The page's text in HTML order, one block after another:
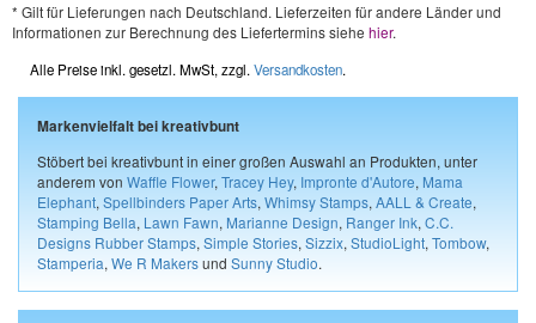
* Gilt für Lieferungen nach Deutschland. Lieferzeiten für andere Länder und
Informationen zur Berechnung des Liefertermins siehe hier.
Alle Preise inkl. gesetzl. MwSt, zzgl. Versandkosten.
Markenvielfalt bei kreativbunt
Stöbert bei kreativbunt in einer großen Auswahl an Produkten, unter
anderem von Waffle Flower, Tracey Hey, Impronte d'Autore, Mama
Elephant, Spellbinders Paper Arts, Whimsy Stamps, AALL & Create,
Stamping Bella, Lawn Fawn, Marianne Design, Ranger Ink, C.C.
Designs Rubber Stamps, Simple Stories, Sizzix, StudioLight, Tombow,
Stamperia, We R Makersund Sunny Studio.